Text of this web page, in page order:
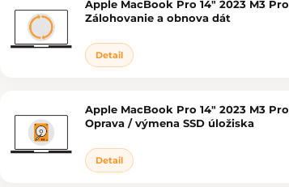
Apple MacBook Pro 14" 2023 M3 Pro
Zálohovanie a obnova dát
Detail
Apple MacBook Pro 14" 2023 M3 Pro
Oprava / výmena SSD úložiska
Detail